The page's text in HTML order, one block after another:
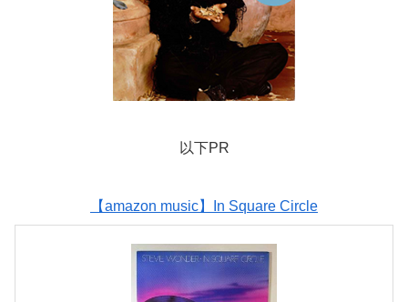
以下PR
【amazon music】In Square Circle